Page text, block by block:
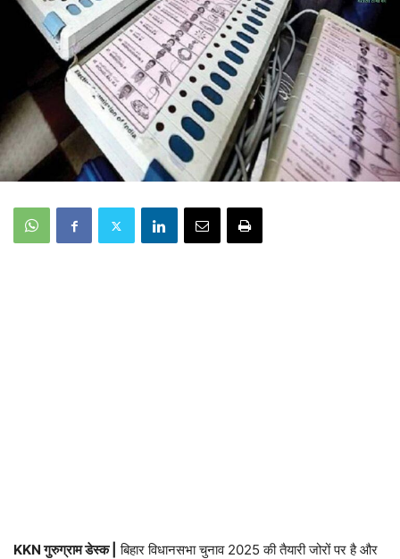
KKN गुरुग्राम डेस्क | बिहार विधानसभा चुनाव 2025 की तैयारी जोरों पर है और